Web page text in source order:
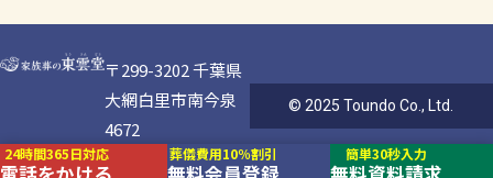
〒299-3202 千葉県
大網白里市南今泉
4672
© 2025 Toundo Co., Ltd.
24時間365日対応 葬儀費用10％割引 簡単30秒入力